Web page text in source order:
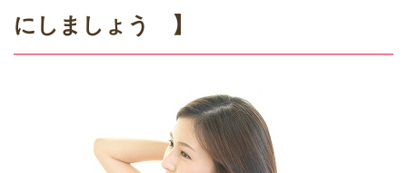
にしましょう 】